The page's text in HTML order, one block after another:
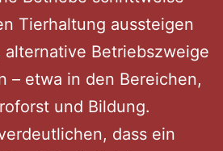
Tierhaltung aussteigen
Betriebszweige
– etwa in den Bereichen,
und Bildung.
dass ein